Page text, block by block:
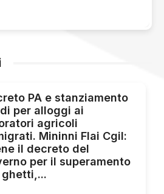
PA e stanziamento
per alloggi ai
agricoli
Mininni Flai Cgil:
il decreto del
per il superamento